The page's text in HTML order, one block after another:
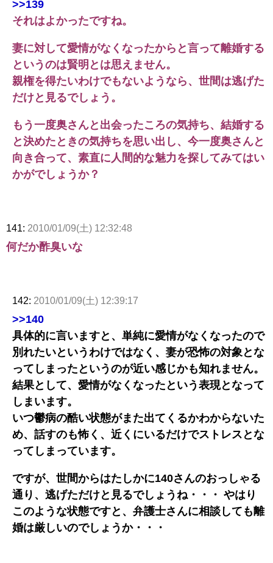
>>139
それはよかったですね。
妻に対して愛情がなくなったからと言って離婚する
というのは賢明とは思えません。
親権を得たいわけでもないようなら、世間は逃げた
だけと見るでしょう。
もう一度奥さんと出会ったころの気持ち、結婚する
と決めたときの気持ちを思い出し、今一度奥さんと
向き合って、素直に人間的な魅力を探してみてはい
かがでしょうか？
141: 2010/01/09(土) 12:32:48
何だか酢臭いな
142: 2010/01/09(土) 12:39:17
>>140
具体的に言いますと、単純に愛情がなくなったので
別れたいというわけではなく、妻が恐怖の対象とな
ってしまったというのが近い感じかも知れません。
結果として、愛情がなくなったという表現となって
しまいます。
いつ鬱病の酷い状態がまた出てくるかわからないた
め、話すのも怖く、近くにいるだけでストレスとな
ってしまっています。
ですが、世間からはたしかに140さんのおっしゃる
通り、逃げただけと見るでしょうね・・・ やはり
このような状態ですと、弁護士さんに相談しても離
婚は厳しいのでしょうか・・・